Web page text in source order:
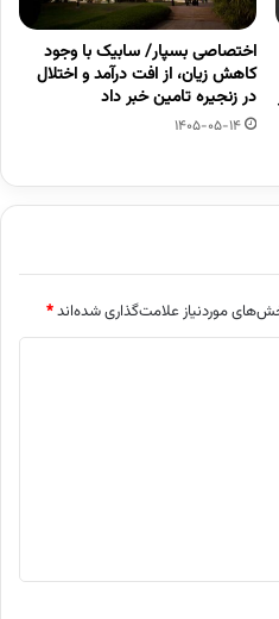
اختصاصی بسپار/ سابیک با وجود
کاهش زیان، از افت درآمد و اختلال
در زنجیره تامین خبر داد
1405-05-14
موردنیاز علامت‌گذاری شده‌اند*